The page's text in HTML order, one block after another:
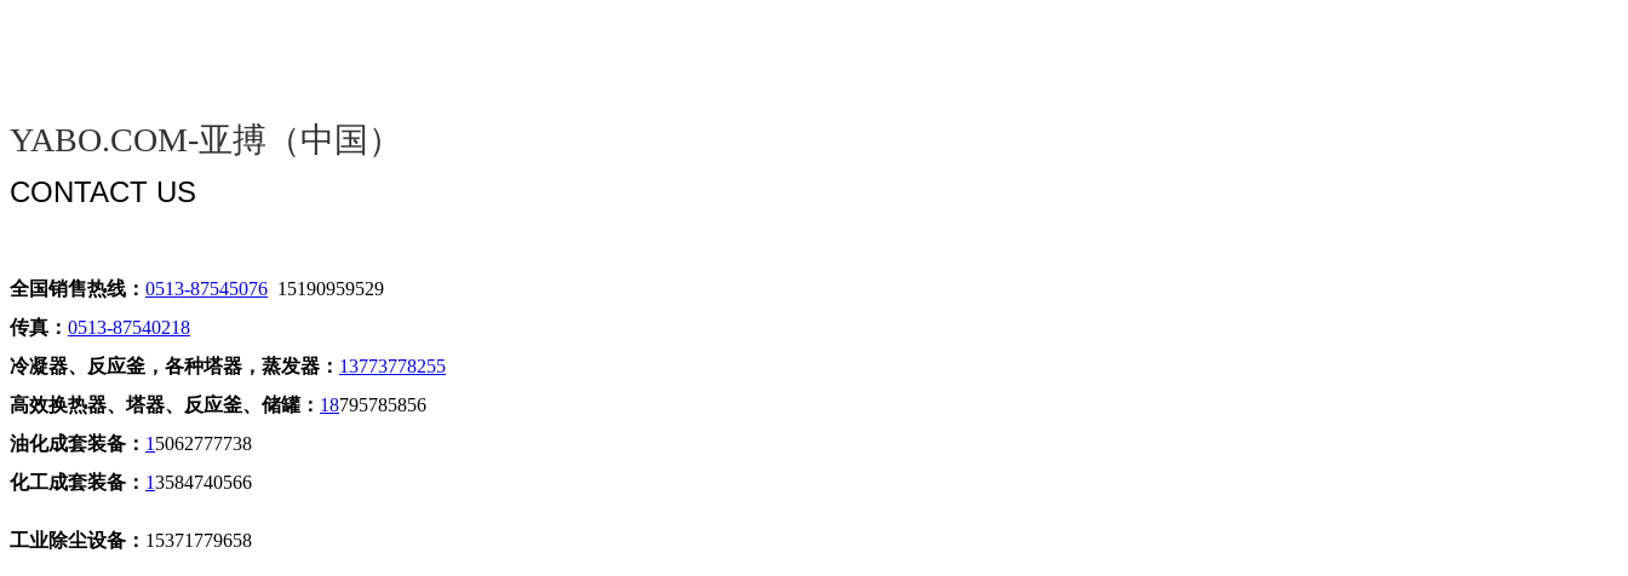
YABO.COM-亚搏（中国）
CONTACT US
全国销售热线： 0513-87545076 15190959529
传真： 0513-87540218
冷凝器、反应釜，各种塔器，蒸发器： 13773778255
高效换热器、塔器、反应釜、储罐： 18795785856
油化成套装备： 1 5062777738
化工成套装备： 13584740566
工业除尘设备： 15371779658